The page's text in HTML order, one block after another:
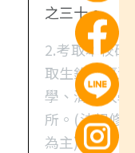
之三十。
2.考取本校
取生錄取臺
學、清華大
所。(法規修
為主)